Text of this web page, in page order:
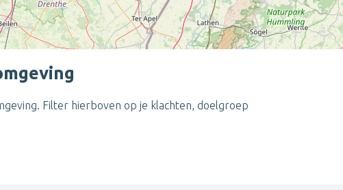
Filter hierboven op je klachten, doelgroep